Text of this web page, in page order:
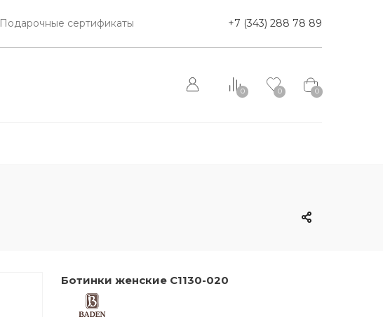
Подарочные сертификаты +7 (343) 288 78 89
0 0 0
Ботинки женские C1130-020